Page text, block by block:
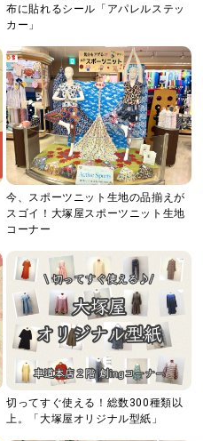
布に貼れるシール「アパレルステッ
カー」
今、スポーツニット生地の品揃えが
スゴイ！大塚屋スポーツニット生地
コーナー
切ってすぐ使える！総数300種類以
上。「大塚屋オリジナル型紙」